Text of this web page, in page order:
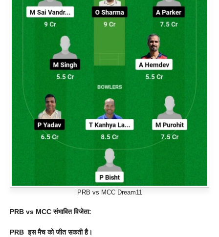
PRB vs MCC Dream11
PRB vs MCC संभावित विजेता:
PRB इस मैच को जीत सकती है।